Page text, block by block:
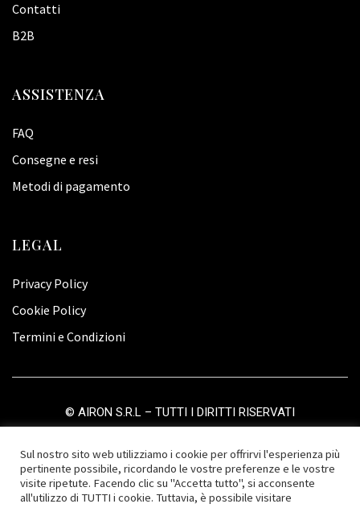
Contatti
B2B
ASSISTENZA
FAQ
Consegne e resi
Metodi di pagamento
LEGAL
Privacy Policy
Cookie Policy
Termini e Condizioni
© AIRON S.R.L – TUTTI I DIRITTI RISERVATI
Sul nostro sito web utilizziamo i cookie per offrirvi l'esperienza più
pertinente possibile, ricordando le vostre preferenze e le vostre
visite ripetute. Facendo clic su "Accetta tutto", si acconsente
all'utilizzo di TUTTI i cookie. Tuttavia, è possibile visitare